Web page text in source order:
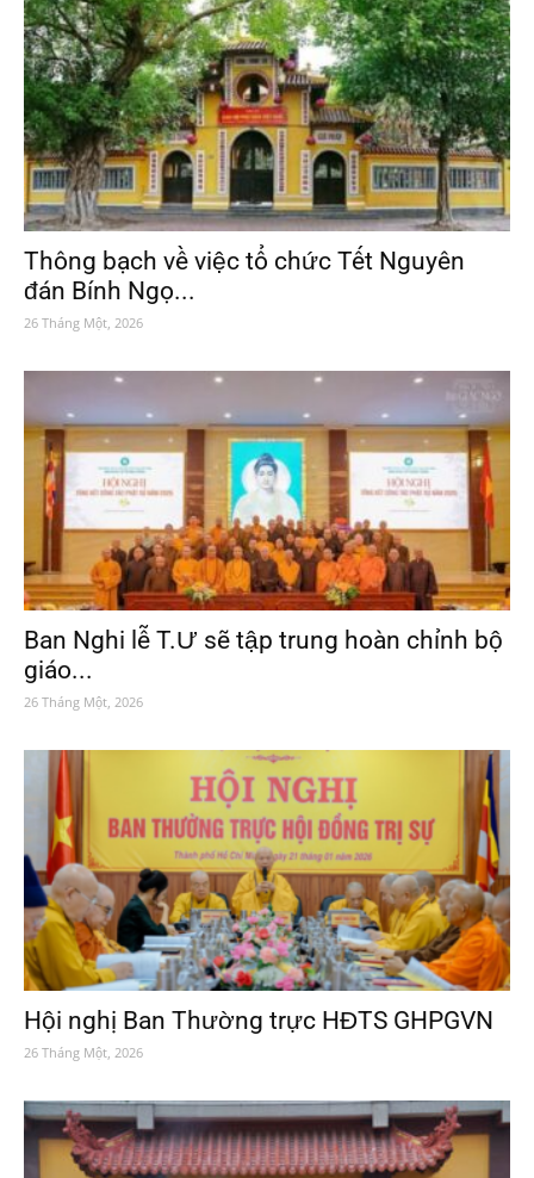
Thông bạch về việc tổ chức Tết Nguyên
đán Bính Ngọ...
26 Tháng Một, 2026
Ban Nghi lễ T.Ư sẽ tập trung hoàn chỉnh bộ
giáo...
26 Tháng Một, 2026
Hội nghị Ban Thường trực HĐTS GHPGVN
26 Tháng Một, 2026